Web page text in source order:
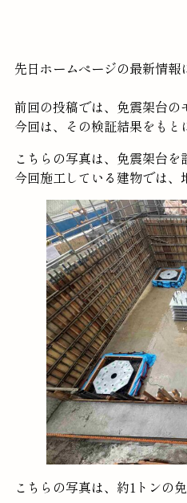
先日ホームぺージの最新情
前回の投稿では、免震架台
今回は、その検証結果をも
こちらの写真は、免震架台を
今回施工している建物では
こちらの写真は、約1トンの